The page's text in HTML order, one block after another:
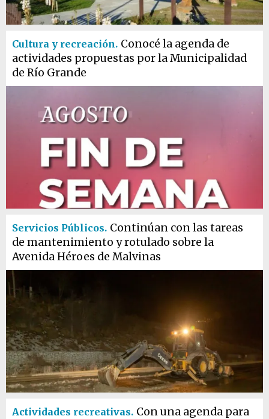
Cultura y recreación. Conocé la agenda de
actividades propuestas por la Municipalidad
de Río Grande
Servicios Públicos. Continúan con las tareas
de mantenimiento y rotulado sobre la
Avenida Héroes de Malvinas
Actividades recreativas. Con una agenda para